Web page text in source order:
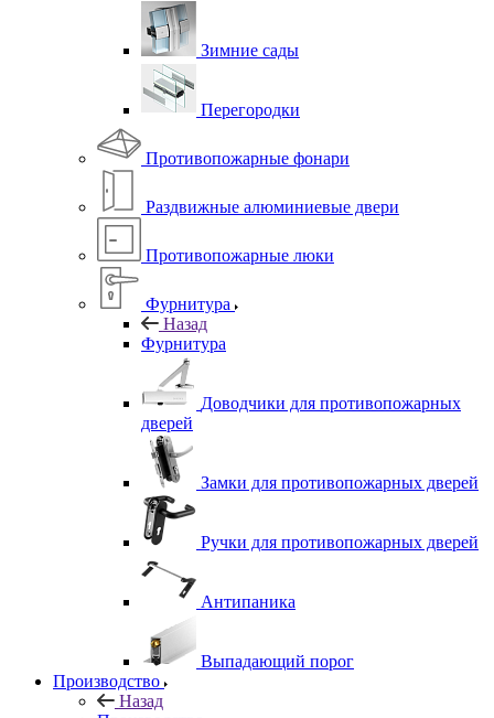
Зимние сады
Перегородки
Противопожарные фонари
Раздвижные алюминиевые двери
Противопожарные люки
Фурнитура
Назад
Фурнитура
Доводчики для противопожарных
дверей
Замки для противопожарных дверей
Ручки для противопожарных дверей
Антипаника
Выпадающий порог
Производство
Назад